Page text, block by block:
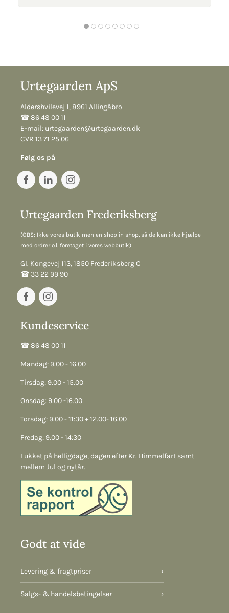
Urtegaarden ApS
Aldershvilevej 1, 8961 Allingåbro
☎︎ 86 48 00 11
E-mail: urtegaarden@urtegaarden.dk
CVR 13 71 25 06
Følg os på
Urtegaarden Frederiksberg
(OBS: Ikke vores butik men en shop in shop, så de kan ikke hjælpe
med ordrer o.l. foretaget i vores webbutik)
Gl. Kongevej 113, 1850 Frederiksberg C
☎︎ 33 22 99 90
Kundeservice
☎︎ 86 48 00 11
Mandag: 9.00 - 16.00
Tirsdag: 9.00 - 15.00
Onsdag: 9.00 -16.00
Torsdag: 9.00 - 11:30 + 12.00- 16.00
Fredag: 9.00 - 14:30
Lukket på helligdage, dagen efter Kr. Himmelfart samt
mellem Jul og nytår.
Godt at vide
Levering & fragtpriser ›
Salgs- & handelsbetingelser ›